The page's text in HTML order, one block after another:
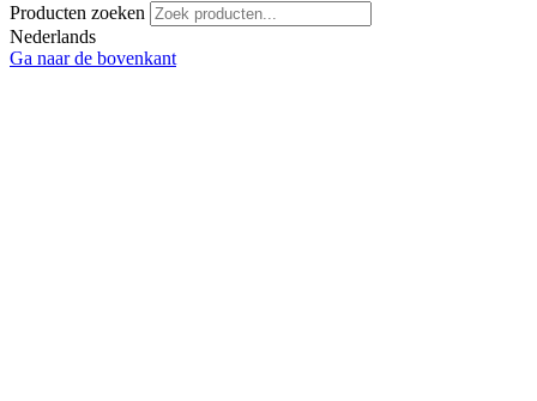
Producten zoeken
Nederlands
Ga naar de bovenkant